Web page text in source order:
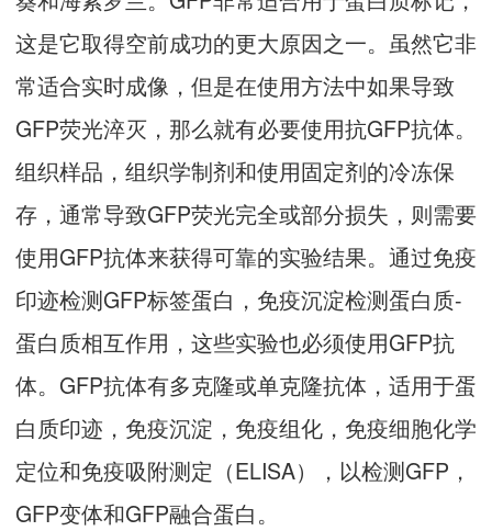
这是它取得空前成功的更大原因之一。虽然它非
常适合实时成像，但是在使用方法中如果导致
GFP荧光淬灭，那么就有必要使用抗GFP抗体。
组织样品，组织学制剂和使用固定剂的冷冻保
存，通常导致GFP荧光完全或部分损失，则需要
使用GFP抗体来获得可靠的实验结果。通过免疫
印迹检测GFP标签蛋白，免疫沉淀检测蛋白质-
蛋白质相互作用，这些实验也必须使用GFP抗
体。GFP抗体有多克隆或单克隆抗体，适用于蛋
白质印迹，免疫沉淀，免疫组化，免疫细胞化学
定位和免疫吸附测定（ELISA），以检测GFP，
GFP变体和GFP融合蛋白。